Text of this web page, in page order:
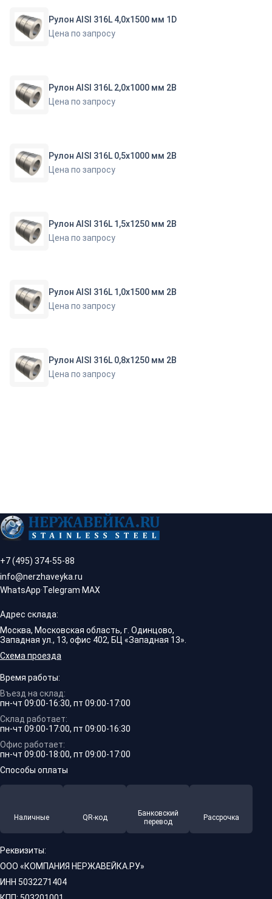
Рулон AISI 316L 4,0х1500 мм 1D
Цена по запросу
Рулон AISI 316L 2,0х1000 мм 2B
Цена по запросу
Рулон AISI 316L 0,5х1000 мм 2B
Цена по запросу
Рулон AISI 316L 1,5х1250 мм 2B
Цена по запросу
Рулон AISI 316L 1,0х1500 мм 2B
Цена по запросу
Рулон AISI 316L 0,8х1250 мм 2B
Цена по запросу
+7 (495) 374-55-88
info@nerzhaveyka.ru
WhatsApp·Telegram·MAX
Адрес склада:
Москва, Московская область, г. Одинцово,
Западная ул., 13, офис 402, БЦ «Западная 13».
Схема проезда
Время работы:
Въезд на склад:
пн-чт 09:00-16:30, пт 09:00-17:00
Склад работает:
пн-чт 09:00-17:00, пт 09:00-16:30
Офис работает:
пн-чт 09:00-18:00, пт 09:00-17:00
Способы оплаты
Наличные QR-код
Банковский
перевод
Рассрочка
Реквизиты:
ООО «КОМПАНИЯ НЕРЖАВЕЙКА.РУ»
ИНН 5032271404